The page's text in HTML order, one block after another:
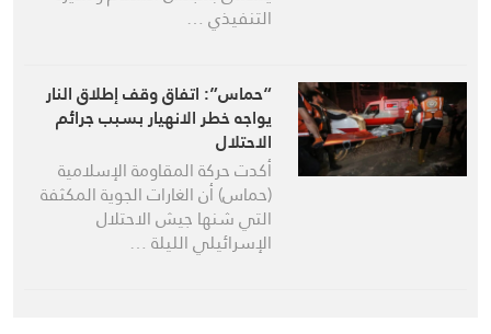
التنفيذي …
“حماس”: اتفاق وقف إطلاق النار
يواجه خطر الانهيار بسبب جرائم
الاحتلال
أكدت حركة المقاومة الإسلامية
(حماس) أن الغارات الجوية المكثفة
التي شنها جيش الاحتلال
الإسرائيلي الليلة …